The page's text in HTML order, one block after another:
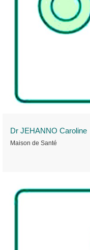
Dr JEHANNO Caroline
Maison de Santé